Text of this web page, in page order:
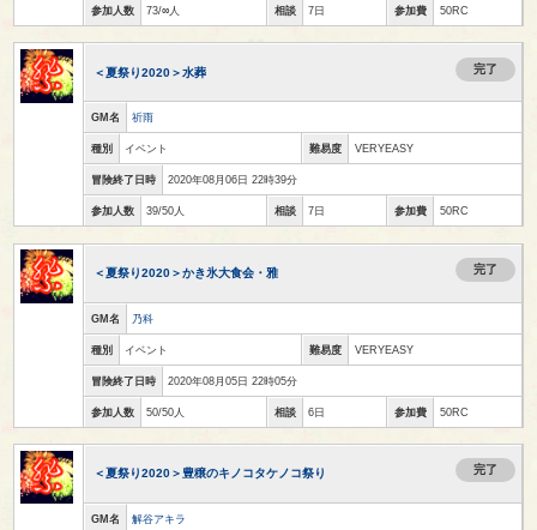
参加人数 73/∞人 相談 7日 参加費 50RC
＜夏祭り2020＞水葬 完了
GM名 祈雨
種別 イベント 難易度 VERYEASY
冒険終了日時 2020年08月06日 22時39分
参加人数 39/50人 相談 7日 参加費 50RC
＜夏祭り2020＞かき氷大食会・雅 完了
GM名 乃科
種別 イベント 難易度 VERYEASY
冒険終了日時 2020年08月05日 22時05分
参加人数 50/50人 相談 6日 参加費 50RC
＜夏祭り2020＞豊穣のキノコタケノコ祭り 完了
GM名 解谷アキラ